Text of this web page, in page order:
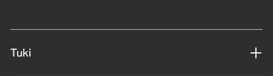
Tuki